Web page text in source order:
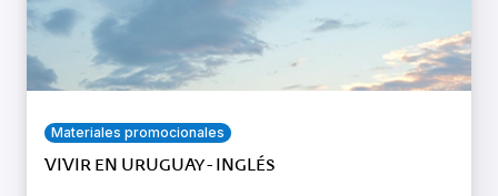
Materiales promocionales
VIVIR EN URUGUAY - INGLÉS